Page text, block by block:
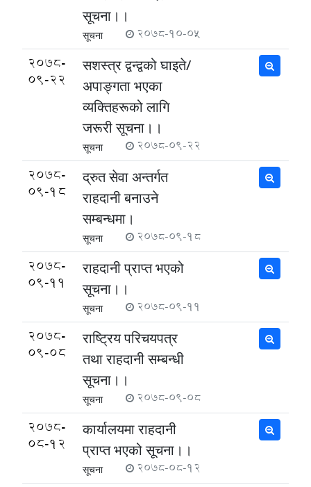
सूचना।।
सूचना 2078-10-05
2078-
09-22
सशस्त्र द्वन्द्वको घाइते/
अपाङ्गता भएका
व्यक्तिहरूको लागि
जरूरी सूचना।।
सूचना 2078-09-22
2078-
09-18
द्रुत सेवा अन्तर्गत
राहदानी बनाउने
सम्बन्धमा।
सूचना 2078-09-18
2078-
09-11
राहदानी प्राप्त भएको
सूचना।।
सूचना 2078-09-11
2078-
09-08
राष्ट्रिय परिचयपत्र
तथा राहदानी सम्बन्धी
सूचना।।
सूचना 2078-09-08
2078-
08-12
कार्यालयमा राहदानी
प्राप्त भएको सूचना।।
सूचना 2078-08-12